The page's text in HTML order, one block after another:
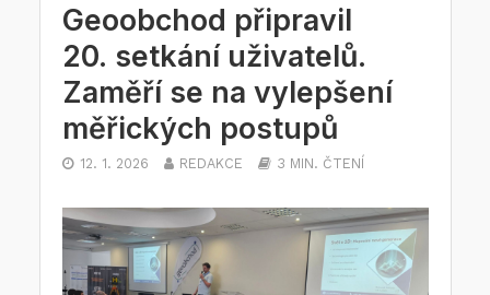
Geoobchod připravil
20. setkání uživatelů.
Zaměří se na vylepšení
měřických postupů
12. 1. 2026 REDAKCE 3 MIN. ČTENÍ